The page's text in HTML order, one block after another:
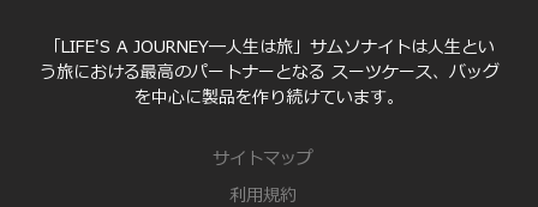
「LIFE'S A JOURNEY―人生は旅」サムソナイトは人生とい
う旅における最高のパートナーとなる スーツケース、バッグ
を中心に製品を作り続けています。
サイトマップ
利用規約